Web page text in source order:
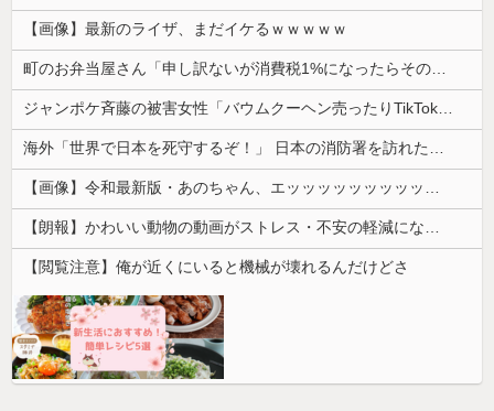
【画像】最新のライザ、まだイケるｗｗｗｗｗ
町のお弁当屋さん「申し訳ないが消費税1%になったらその分商品代を値上げするわ」 「うちも！」
ジャンポケ斉藤の被害女性「バウムクーヘン売ったりTikTokライブしててムカついたから示談しなかった」
海外「世界で日本を死守するぞ！」 日本の消防署を訪れたちびっ子集団が世界をメロメロに
【画像】令和最新版・あのちゃん、エッッッッッッッッッッ！
【朗報】かわいい動物の動画がストレス・不安の軽減になる可能性。英大学の研究で実証
【閲覧注意】俺が近くにいると機械が壊れるんだけどさ